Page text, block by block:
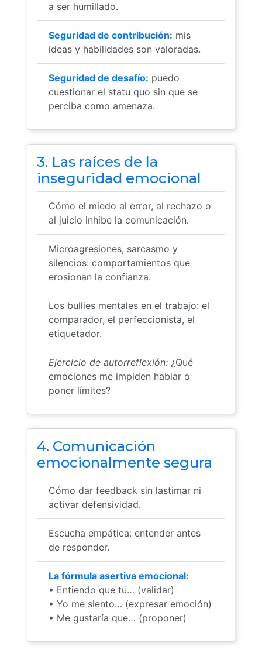
a ser humillado.
Seguridad de contribución: mis
ideas y habilidades son valoradas.
Seguridad de desafío: puedo
cuestionar el statu quo sin que se
perciba como amenaza.
3. Las raíces de la
inseguridad emocional
Cómo el miedo al error, al rechazo o
al juicio inhibe la comunicación.
Microagresiones, sarcasmo y
silencios: comportamientos que
erosionan la confianza.
Los bullies mentales en el trabajo: el
comparador, el perfeccionista, el
etiquetador.
Ejercicio de autorreflexión: ¿Qué
emociones me impiden hablar o
poner límites?
4. Comunicación
emocionalmente segura
Cómo dar feedback sin lastimar ni
activar defensividad.
Escucha empática: entender antes
de responder.
La fórmula asertiva emocional:
• Entiendo que tú… (validar)
• Yo me siento… (expresar emoción)
• Me gustaría que… (proponer)